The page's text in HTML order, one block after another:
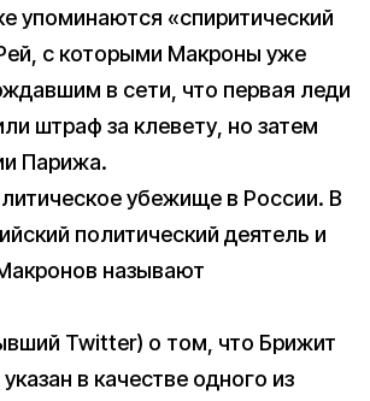
упоминаются «спиритический
с которыми Макроны уже
в сети, что первая леди
штраф за клевету, но затем
Парижа.
убежище в России. В
политический деятель и
называют
Twitter) о том, что Брижит
в качестве одного из